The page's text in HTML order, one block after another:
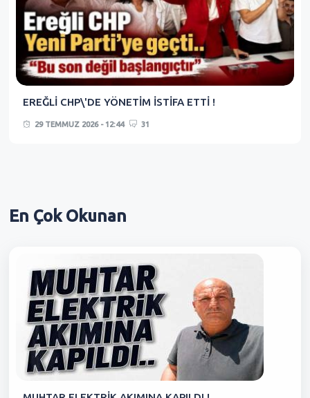
EREĞLİ CHP\'DE YÖNETİM İSTİFA ETTİ !
29 TEMMUZ 2026 - 12:44 31
En ÇokOkunan